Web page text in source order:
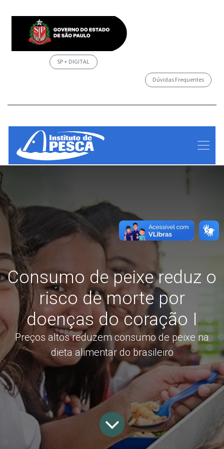
SP + DIGITAL
Dúvidas Frequentes
Consumo de peixe reduz o
risco de morte por
doenças do coração I
Preços altos reduzem consumo de peixe na
dieta alimentar do brasileiro